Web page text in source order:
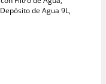
de Agua 9L,